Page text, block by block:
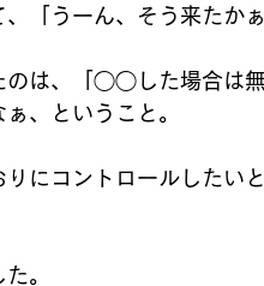
「うーん、そう来たか
のは、「◯◯した場合は
、ということ。
にコントロールしたい
。